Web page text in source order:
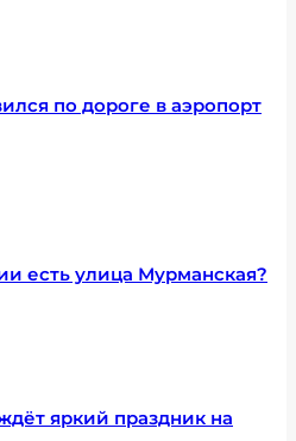
по дороге в аэропорт
есть улица Мурманская?
яркий праздник на